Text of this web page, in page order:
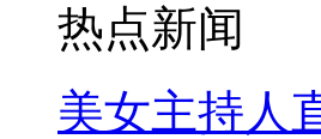
热点新闻
美女主持人